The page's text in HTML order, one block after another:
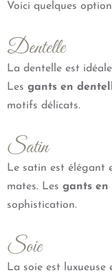
Voici quelques
Dentelle
La dentelle est
Les gants en
motifs délicats.
Satin
Le satin est élégant
mates. Les gants en
sophistication.
Soie
La soie est luxueuse